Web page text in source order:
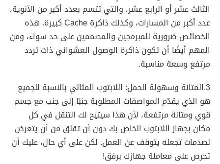
الثالث عشر أو الرابع عشر، والتي تتسم بعدد أكبر من الأنوية،
عدد أكبر من المسارات، وكذلك ذاكرة Cache كبيرة. هذه
الخصائص ضرورية للمبرمجين والمصممين على حد سواء، ومن
المهم أيضًا أن تكون ذاكرة الوصول العشوائي ذات تردد
مرتفع وسعة مناسبة.
3.المتانة وسهولة الحمل: اللابتوب المثالي بالنسبة للجميع
هو الذي يقدّم المواصفات المطلوبة جنبًا إلى جنب مع جسم
قوي ومتانة مرتفعة، لأن هذا سيتيح لك التنقل في كل
مكان بجهاز اللابتوب الخاص بك دون أن تقلق من أن يتعرض
لصدمات تجعله يتوقف عن العمل. لكن على أي حال، عليك أن
تحرص على معاملة جهازك برفق!